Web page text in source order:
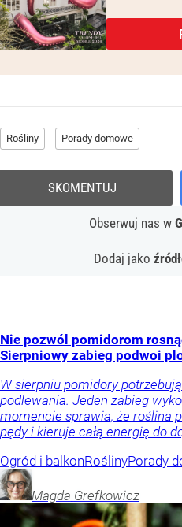
Rośliny Porady domowe
Obserwuj nas w
Dodaj jako
SKOMENTUJ
Nie pozwól pomidorom
Sierpniowy zabieg podwoi
W sierpniu pomidory
podlewania. Jeden zabieg
momencie sprawia, że roślina
pędy i kieruje całą energię do
Ogród i balkonRoślinyPorady
Magda Grefkowicz